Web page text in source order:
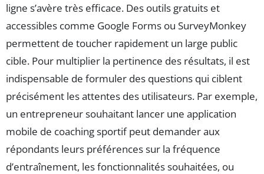
ligne s’avère très efficace. Des outils gratuits et
accessibles comme Google Forms ou SurveyMonkey
permettent de toucher rapidement un large public
cible. Pour multiplier la pertinence des résultats, il est
indispensable de formuler des questions qui ciblent
précisément les attentes des utilisateurs. Par exemple,
un entrepreneur souhaitant lancer une application
mobile de coaching sportif peut demander aux
répondants leurs préférences sur la fréquence
d’entraînement, les fonctionnalités souhaitées, ou